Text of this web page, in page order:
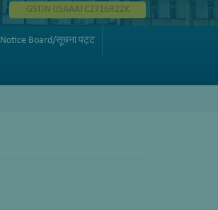
GSTIN 05AAATC2716R2ZK
Notice Board/सूचना पट्ट